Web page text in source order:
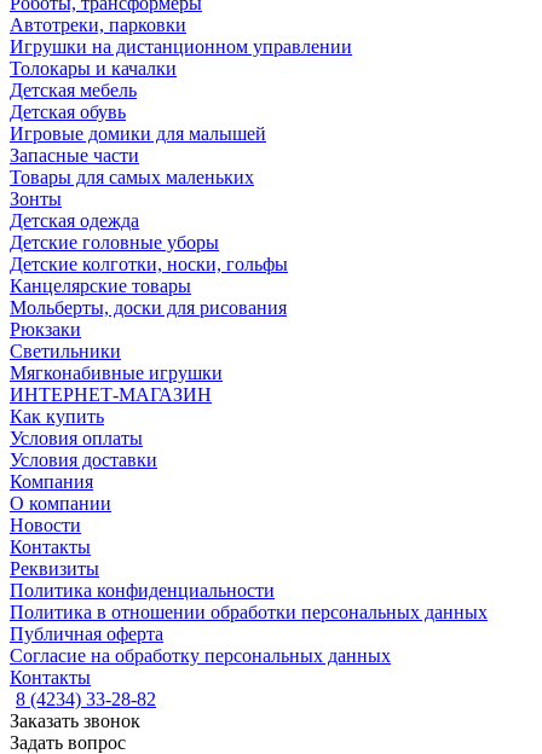
Автотреки, парковки
Игрушки на дистанционном управлении
Толокары и качалки
Детская мебель
Детская обувь
Игровые домики для малышей
Запасные части
Товары для самых маленьких
Зонты
Детская одежда
Детские головные уборы
Детские колготки, носки, гольфы
Канцелярские товары
Мольберты, доски для рисования
Рюкзаки
Светильники
Мягконабивные игрушки
ИНТЕРНЕТ-МАГАЗИН
Как купить
Условия оплаты
Условия доставки
Компания
О компании
Новости
Контакты
Реквизиты
Политика конфиденциальности
Политика в отношении обработки персональных данных
Публичная оферта
Согласие на обработку персональных данных
Контакты
8 (4234) 33-28-82
Заказать звонок
Задать вопрос